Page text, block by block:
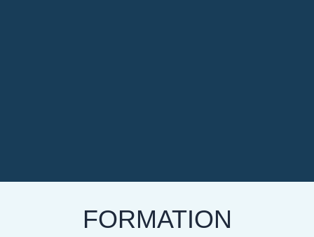
FORMATION